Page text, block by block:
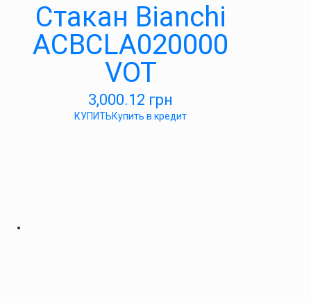
Стакан Bianchi
ACBCLA020000
VOT
3,000.12 грн
КУПИТЬКупить в кредит